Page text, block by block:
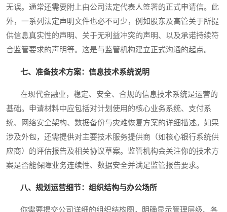
无误。通常还需要附上由公司法定代表人签署的正式申请信。此
外，一系列法定声明文件也必不可少，例如股东及高管关于所提
供信息真实性的声明、关于无利益冲突的声明、以及承诺持续符
合监管要求的声明等。这是与监管机构建立正式沟通的起点。
七、准备技术方案：信息技术系统说明
在现代金融业，稳定、安全、合规的信息技术系统是运营的
基础。申请材料中应包括对计划使用的核心业务系统、支付系
统、网络安全架构、数据备份与灾难恢复方案的详细描述。如果
涉及外包，还需提供对主要技术服务提供商（如核心银行系统供
应商）的评估报告及相关协议草案。监管机构会关注你的技术方
案是否能保障业务连续性、数据安全并满足监管报告要求。
八、规划运营细节：组织结构与办公场所
你需要提交公司详细的组织结构图，明确显示管理层级、各